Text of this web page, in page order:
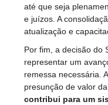
até que seja
e juízos. A
atualização e
Por fim, a decisão do
representar um
remessa necessária.
presunção de valor
contribui para um